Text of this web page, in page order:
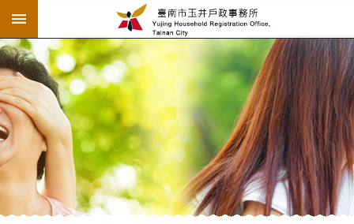
跳到主要內容區塊